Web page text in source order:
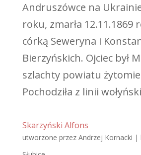
Andruszówce na
roku, zmarła 12.11.1869
córką Seweryna i
Bierzyńskich. Ojciec był
szlachty powiatu
Pochodziła z linii
Skarzyński Alfons
utworzone przez Andrzej Kornacki |